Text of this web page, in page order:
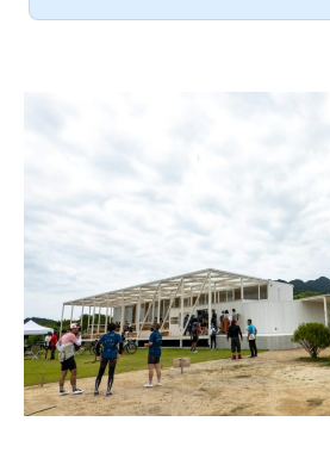
と、まさにサイクリストのた